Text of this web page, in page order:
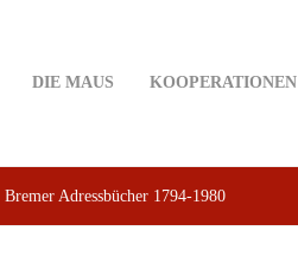
DIE MAUS KOOPERATIONEN
Bremer Adressbücher 1794-1980